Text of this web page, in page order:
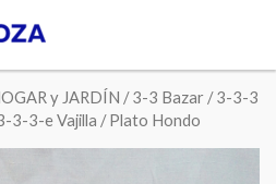
y JARDÍN /3-3 Bazar /3-3-3
3-3-e Vajilla / Plato Hondo